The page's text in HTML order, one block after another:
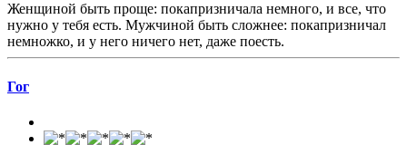
Женщиной быть проще: покапризничала немного, и все, что
нужно у тебя есть. Мужчиной быть сложнее: покапризничал
немножко, и у него ничего нет, даже поесть.
Гог